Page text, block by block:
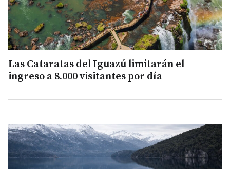
Las Cataratas del Iguazú limitarán el
ingreso a 8.000 visitantes por día